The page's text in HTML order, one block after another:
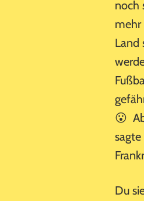
noch
mehr
Land
😮
Du